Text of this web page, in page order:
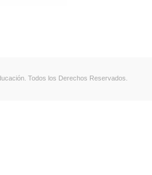
Todos los Derechos Reservados.